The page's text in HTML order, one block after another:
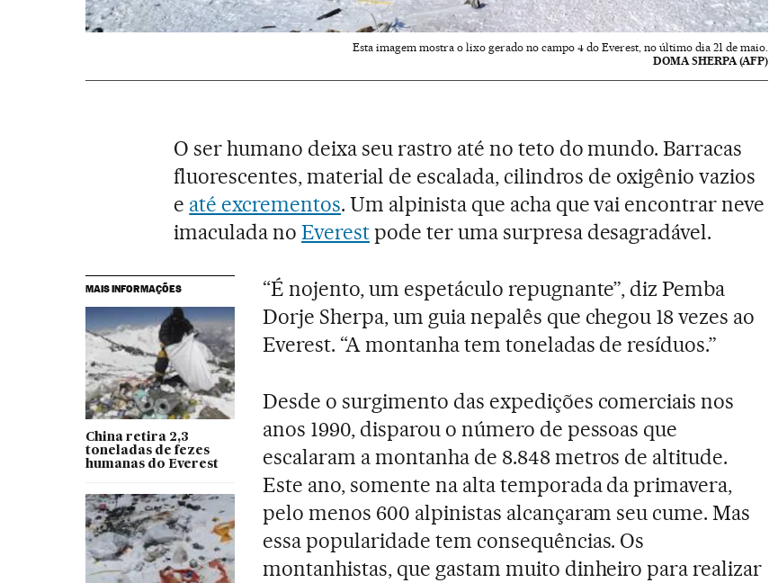
Esta imagem mostra o lixo gerado no campo 4 do Everest, no último dia 21 de maio.
DOMA SHERPA (AFP)
O ser humano deixa seu rastro até no teto do mundo. Barracas
fluorescentes, material de escalada, cilindros de oxigênio vazios
e até excrementos. Um alpinista que acha que vai encontrar neve
imaculada noEverestpode ter uma surpresa desagradável.
MAIS INFORMAÇÕES
China retira 2,3
toneladas de fezes
humanas do Everest
“É nojento, um espetáculo repugnante”, diz Pemba
Dorje Sherpa, um guia nepalês que chegou 18 vezes ao
Everest. “A montanha tem toneladas de resíduos.”
Desde o surgimento das expedições comerciais nos
anos 1990, disparou o número de pessoas que
escalaram a montanha de 8.848 metros de altitude.
Este ano, somente na alta temporada da primavera,
pelo menos 600 alpinistas alcançaram seu cume. Mas
essa popularidade tem consequências. Os
montanhistas, que gastam muito dinheiro para realizar